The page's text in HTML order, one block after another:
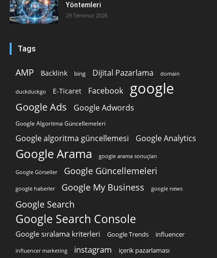
Yöntemleri
29 Temmuz 2026
Tags
AMP Backlink bing Dijital Pazarlama domain
duckduckgo E-Ticaret Facebook google
Google Ads Google Adwords
Google Algoritma Güncellemeleri
Google algoritma güncellemesi Google Analytics
Google Arama google arama sonuçları
Google Görseller Google Güncellemeleri
google haberler Google My Business google news
Google Search
Google Search Console
Google sıralama kriterleri Google Trends influencer
influencer marketing instagram içerik pazarlaması